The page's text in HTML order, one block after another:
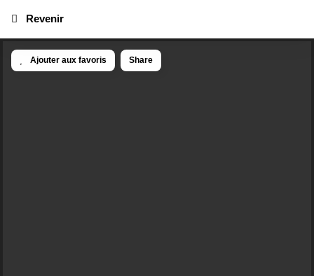
Ajouter aux favoris Share
Revenir